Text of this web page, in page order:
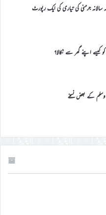
کیسے اپنے گھر سے نکالا؟
وسلم کے بعض نسخے